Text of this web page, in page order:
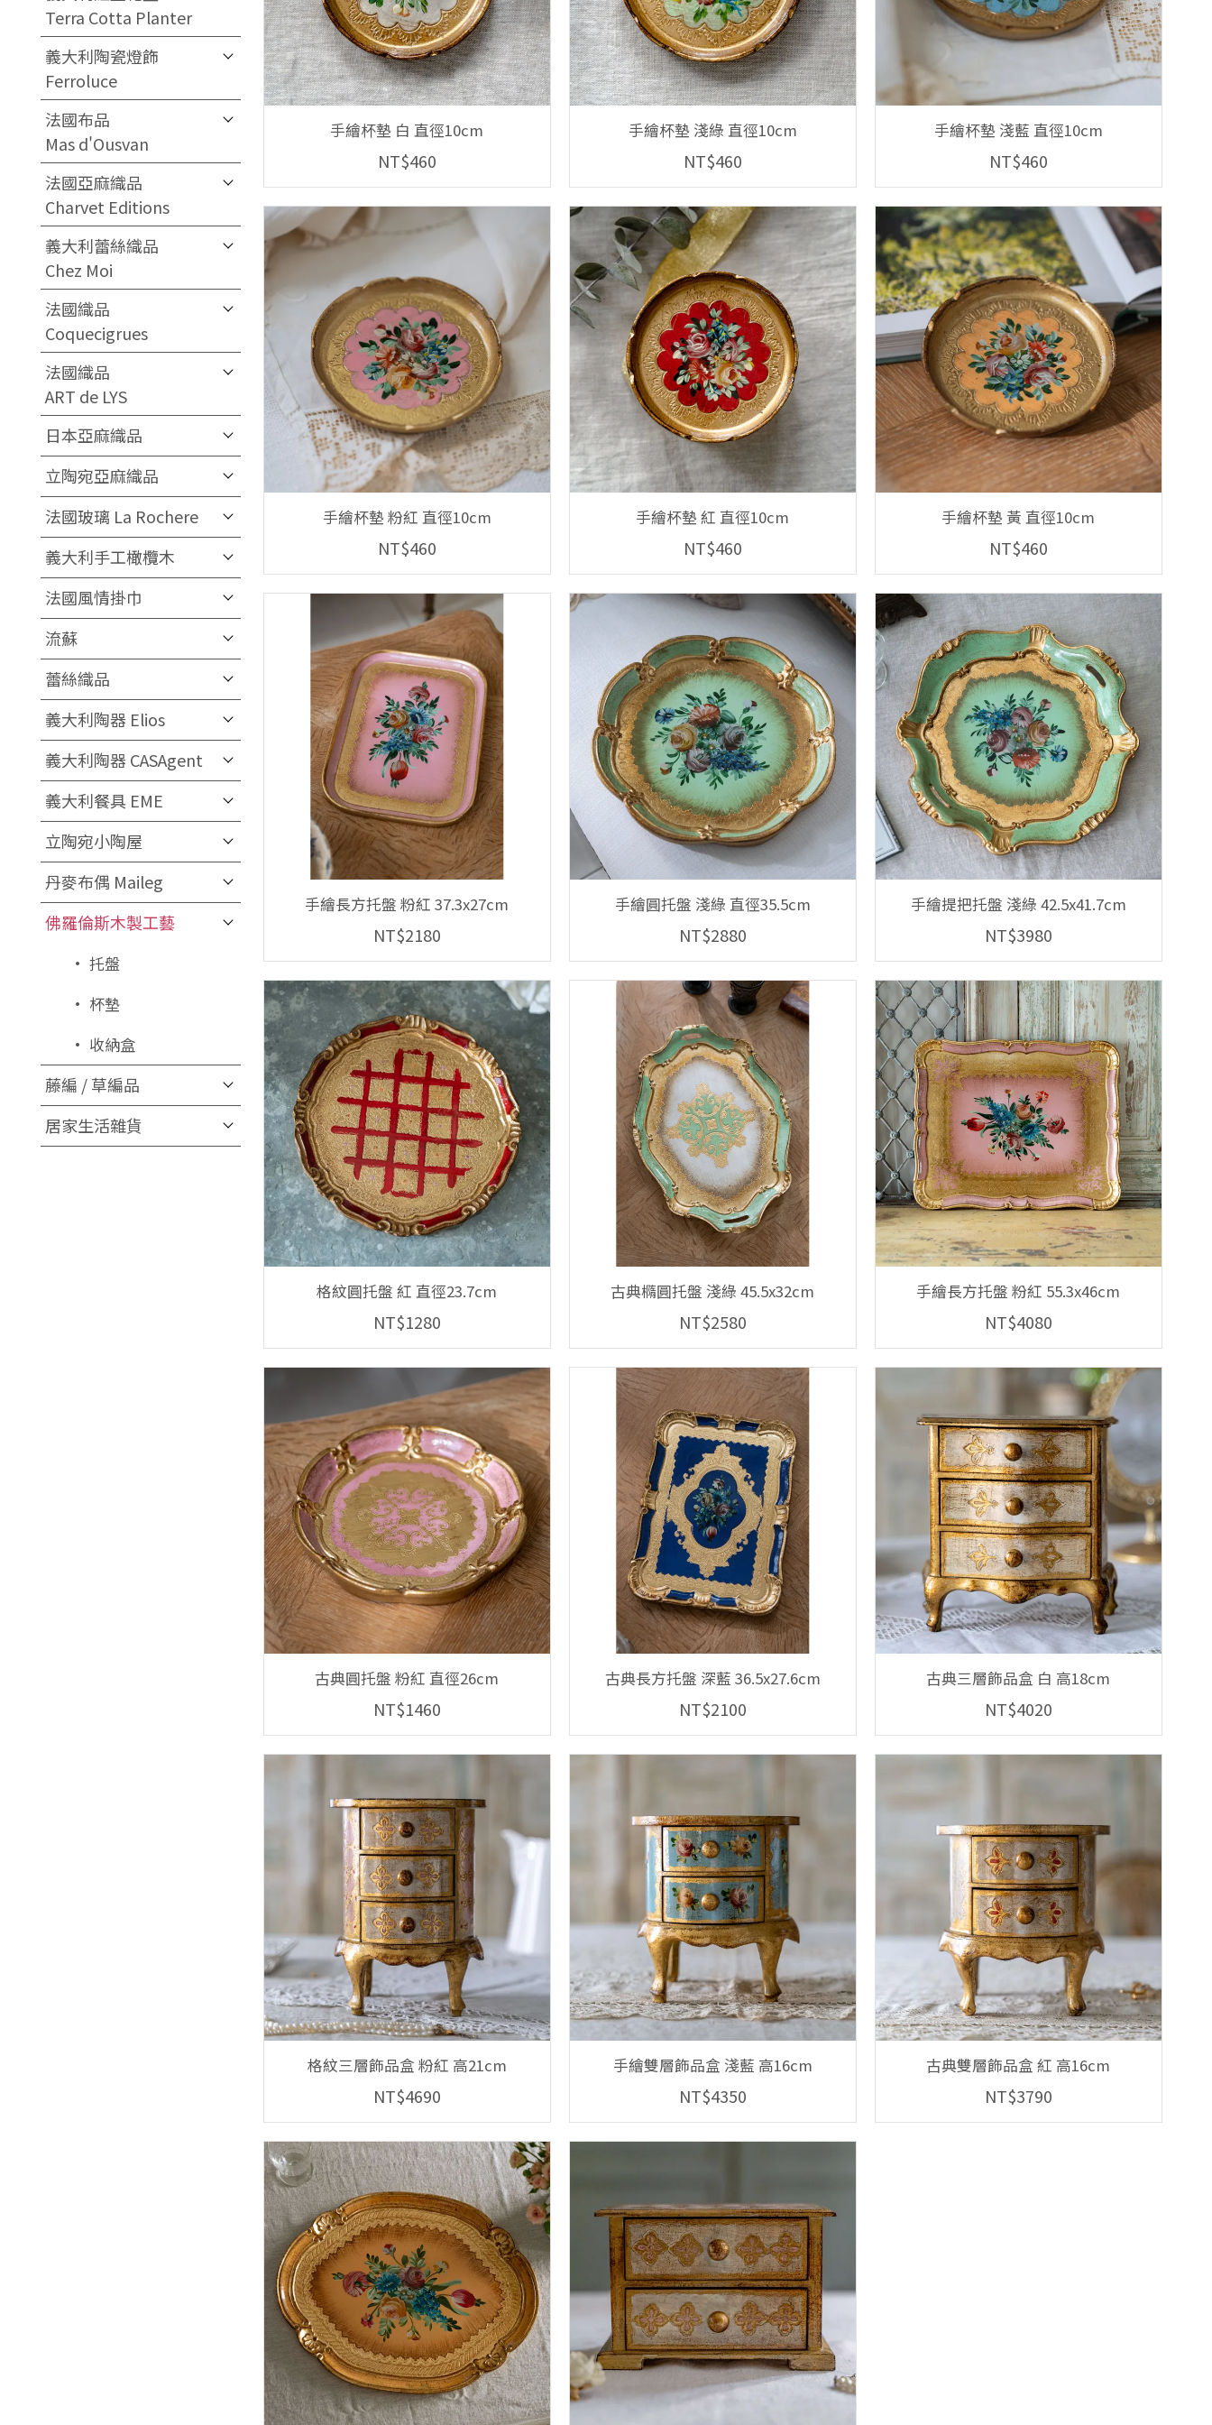
Terra Cotta Planter
義大利陶瓷燈飾
Ferroluce
法國布品
Mas d'Ousvan
法國亞麻織品
Charvet Editions
義大利蕾絲織品
Chez Moi
法國織品
Coquecigrues
法國織品
ART de LYS
日本亞麻織品
立陶宛亞麻織品
法國玻璃 La Rochere
義大利手工橄欖木
法國風情掛巾
流蘇
蕾絲織品
義大利陶器 Elios
義大利陶器 CASAgent
義大利餐具 EME
立陶宛小陶屋
丹麥布偶 Maileg
佛羅倫斯木製工藝
• 托盤
• 杯墊
• 收納盒
藤編 / 草編品
居家生活雜貨
手繪杯墊 白 直徑10cm
NT$460
手繪杯墊 淺綠 直徑10cm
NT$460
手繪杯墊 淺藍 直徑10cm
NT$460
手繪杯墊 粉紅 直徑10cm
NT$460
手繪杯墊 紅 直徑10cm
NT$460
手繪杯墊 黃 直徑10cm
NT$460
手繪長方托盤 粉紅 37.3x27cm
NT$2180
手繪圓托盤 淺綠 直徑35.5cm
NT$2880
手繪提把托盤 淺綠 42.5x41.7cm
NT$3980
格紋圓托盤 紅 直徑23.7cm
NT$1280
古典橢圓托盤 淺綠 45.5x32cm
NT$2580
手繪長方托盤 粉紅 55.3x46cm
NT$4080
古典圓托盤 粉紅 直徑26cm
NT$1460
古典長方托盤 深藍 36.5x27.6cm
NT$2100
古典三層飾品盒 白 高18cm
NT$4020
格紋三層飾品盒 粉紅 高21cm
NT$4690
手繪雙層飾品盒 淺藍 高16cm
NT$4350
古典雙層飾品盒 紅 高16cm
NT$3790